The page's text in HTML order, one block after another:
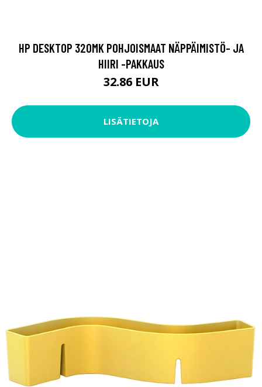
HP DESKTOP 320MK POHJOISMAAT NÄPPÄIMISTÖ- JA
HIIRI -PAKKAUS
32.86 EUR
LISÄTIETOJA